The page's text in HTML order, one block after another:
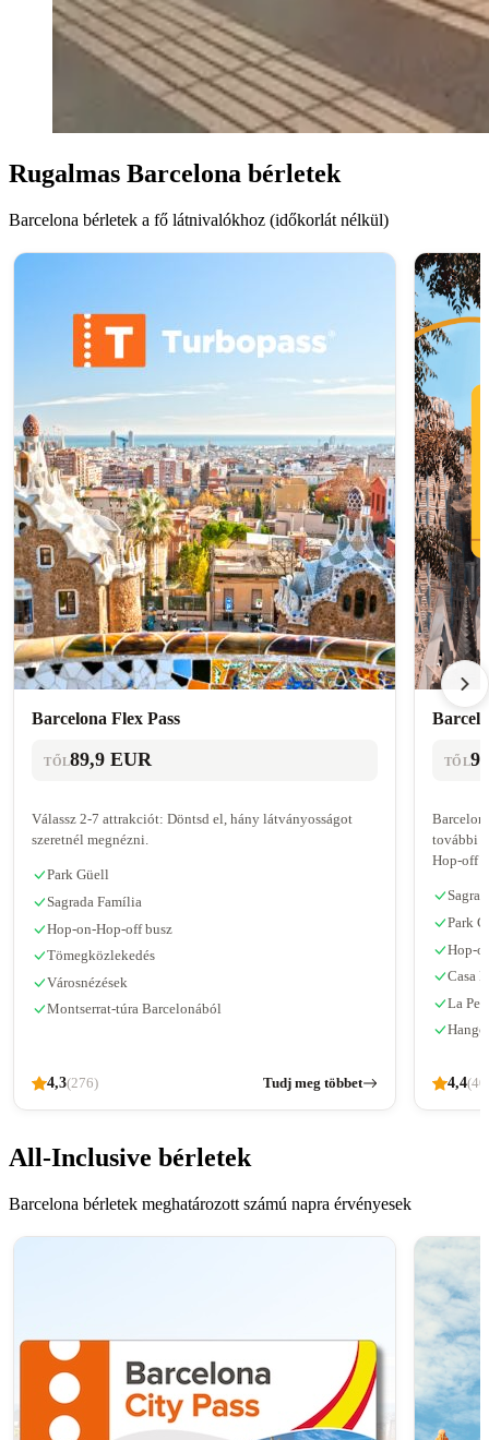
Rugalmas Barcelona bérletek
Barcelona bérletek a fő látnivalókhoz (időkorlát nélkül)
Barcelona Flex Pass
TŐL89,9 EUR
Válassz 2-7 attrakciót: Döntsd el, hány látványosságot
szeretnél megnézni.
Park Güell
Sagrada Família
Hop-on-Hop-off busz
Tömegközlekedés
Városnézések
Montserrat-túra Barcelonából
4,3(276) Tudj meg többet
TŐL
további
Hop-off
Park
Hop-
Casa
La
4,4
All-Inclusive bérletek
Barcelona bérletek meghatározott számú napra érvényesek